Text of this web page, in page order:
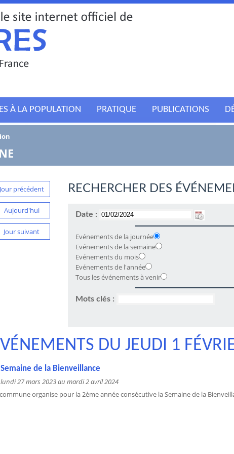
À LA POPULATION PRATIQUE PUBLICATIONS
Jour précédent
Aujourd'hui
Jour suivant
RECHERCHER DES
Date :
Evénements de la journée
Evénements de la semaine
Evénements du mois
Evénements de l'année
Tous les événements à venir
Mots clés :
DU JEUDI 1
Semaine de la Bienveillance
27 mars 2023 au mardi 2 avril 2024
organise pour la 2ème année consécutive la Semaine de la